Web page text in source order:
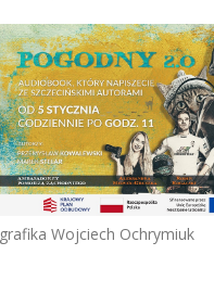
grafika Wojciech Ochrymiuk